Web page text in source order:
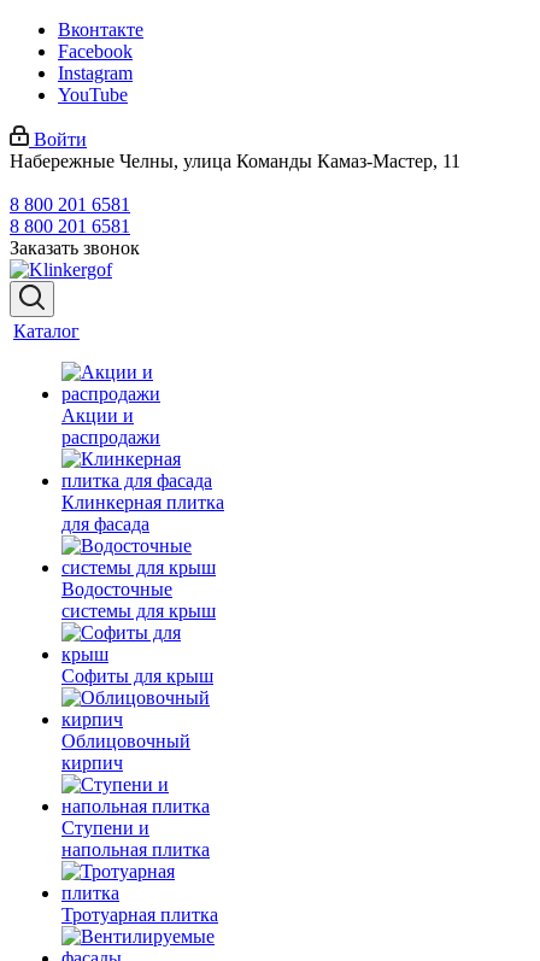
Вконтакте
Facebook
Instagram
YouTube
Войти
Набережные Челны, улица Команды Камаз-Мастер, 11
8 800 201 6581
8 800 201 6581
Заказать звонок
Каталог
Акции и
распродажи
Клинкерная плитка
для фасада
Водосточные
системы для крыш
Софиты для крыш
Облицовочный
кирпич
Ступени и
напольная плитка
Тротуарная плитка